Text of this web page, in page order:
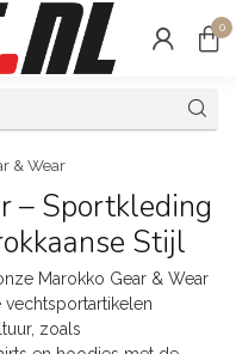
0
& Wear
– Sportkleding
Stijl
Marokko Gear & Wear
zoals